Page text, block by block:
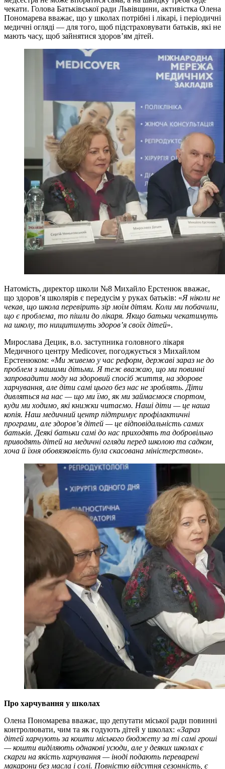
чекати. Голова Батьківської ради Львівщини, активістка Олена
Пономарева вважає, що у школах потрібні і лікарі, і періодичні
медичні огляді — для того, щоб підстраховувати батьків, які не
мають часу, щоб зайнятися здоров’ям дітей.
Натомість, директор школи №8 Михайло Ерстенюк вважає,
що здоров’я школярів є передусім у руках батьків: «Я ніколи не
чекав, що школа перевірить зір моїм дітям. Коли ми побачили,
що є проблема, то пішли до лікаря. Якщо батьки чекатимуть
на школу, то нищитимуть здоров’я своїх дітей».
Мирослава Децик, в.о. заступника головного лікаря
Медичного центру Medicover, погоджується з Михайлом
Ерстенюком: «Ми живемо у час реформ, державі зараз не до
проблем з нашими дітьми. Я теж вважаю, що ми повинні
запровадити моду на здоровий спосіб життя, на здорове
харчування, але діти самі цього без нас не зроблять. Діти
дивляться на нас — що ми їмо, як ми займаємося спортом,
куди ми ходимо, які книжки читаємо. Наші діти — це наша
копія. Наш медичний центр підтримує профілактичні
програми, але здоров’я дітей — це відповідальність самих
батьків. Деякі батьки самі до нас приходять та добровільно
приводять дітей на медичні огляди перед школою та садком,
хоча й їхня обовязковість була скасована міністерством».
Про харчування у школах
Олена Пономарева вважає, що депутати міської ради повинні
контролювати, чим та як годують дітей у школах: «Зараз
дітей харчують за кошти міського бюджету за ті самі гроші
— кошти виділяють однакові усюди, але у деяких школах є
скарги на якість харчування — іноді подають переварені
макарони без масла і солі. Повністю відсутня сезонність, є